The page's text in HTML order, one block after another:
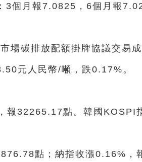
個月報7.0825，6個月報
場碳排放配額掛牌協議交易
元人民幣/噸，跌0.17%。
報32265.17點。韓國KOSPI
點；納指收漲0.16%，